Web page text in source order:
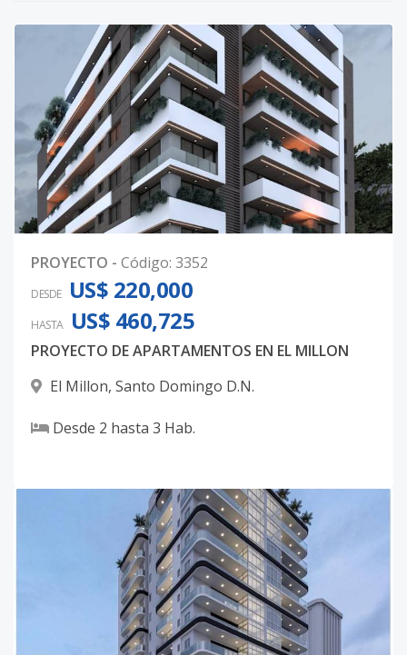
PROYECTO - Código: 3352
DESDE US$ 220,000
HASTA US$ 460,725
PROYECTO DE APARTAMENTOS EN EL MILLON
El Millon, Santo Domingo D.N.
Desde 2 hasta 3 Hab.